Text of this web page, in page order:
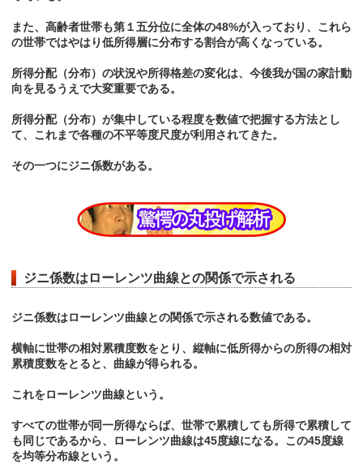
また、高齢者世帯も第１五分位に全体の48%が入っており、これら
の世帯ではやはり低所得層に分布する割合が高くなっている。
所得分配（分布）の状況や所得格差の変化は、今後我が国の家計動
向を見るうえで大変重要である。
所得分配（分布）が集中している程度を数値で把握する方法とし
て、これまで各種の不平等度尺度が利用されてきた。
その一つにジニ係数がある。
ジニ係数はローレンツ曲線との関係で示される
ジニ係数はローレンツ曲線との関係で示される数値である。
横軸に世帯の相対累積度数をとり、縦軸に低所得からの所得の相対
累積度数をとると、曲線が得られる。
これをローレンツ曲線という。
すべての世帯が同一所得ならば、世帯で累積しても所得で累積して
も同じであるから、ローレンツ曲線は45度線になる。この45度線
を均等分布線という。